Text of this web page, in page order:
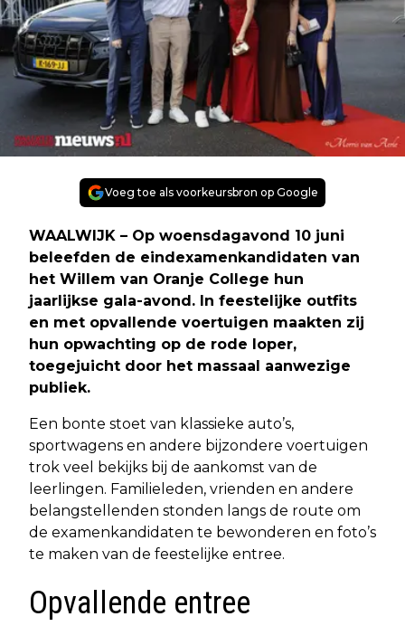
Voeg toe als voorkeursbron op Google
WAALWIJK – Op woensdagavond 10 juni
beleefden de eindexamenkandidaten van
het Willem van Oranje College hun
jaarlijkse gala-avond. In feestelijke outfits
en met opvallende voertuigen maakten zij
hun opwachting op de rode loper,
toegejuicht door het massaal aanwezige
publiek.
Een bonte stoet van klassieke auto’s,
sportwagens en andere bijzondere voertuigen
trok veel bekijks bij de aankomst van de
leerlingen. Familieleden, vrienden en andere
belangstellenden stonden langs de route om
de examenkandidaten te bewonderen en foto’s
te maken van de feestelijke entree.
Opvallende entree